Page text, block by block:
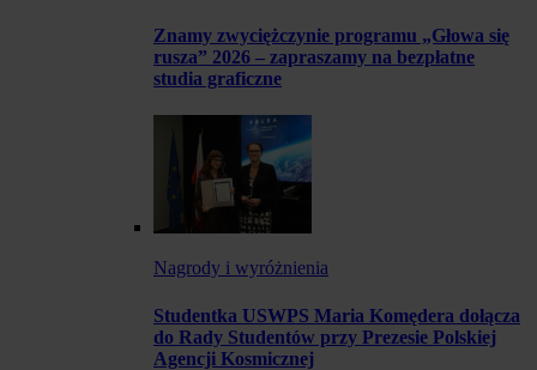
Znamy zwyciężczynie programu „Głowa się
rusza” 2026 – zapraszamy na bezpłatne
studia graficzne
Nagrody i wyróżnienia
Studentka USWPS Maria Komędera dołącza
do Rady Studentów przy Prezesie Polskiej
Agencji Kosmicznej